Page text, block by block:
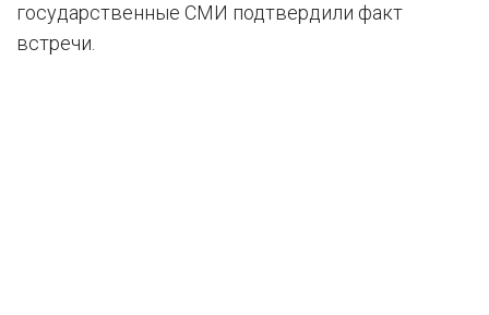
государственные СМИ подтвердили факт
встречи.